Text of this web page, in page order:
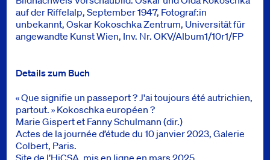
auf der Riffelalp, September 1947, Fotograf:in
unbekannt, Oskar Kokoschka Zentrum, Universität für
angewandte Kunst Wien, Inv. Nr. OKV/Album1/10r1/FP
Details zum Buch
« Que signifie un passeport ? J'ai toujours été autrichien,
partout. » Kokoschka européen ?
Marie Gispert et Fanny Schulmann (dir.)
Actes de la journée d’étude du 10 janvier 2023, Galerie
Colbert, Paris.
Site de l’HiCSA, mis en ligne en mars 2025.